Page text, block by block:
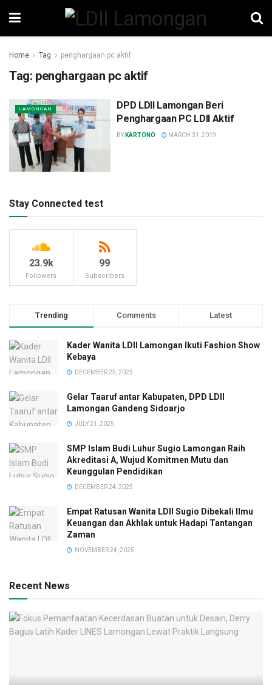
Home Tag penghargaan pc aktif
Tag: penghargaan pc aktif
LAMONGAN
DPD LDII Lamongan Beri
Penghargaan PC LDII Aktif
BY KARTONO MARCH 31, 2019
Stay Connected test
23.9k
Followers
99
Subscribers
Trending Comments Latest
Kader Wanita LDII Lamongan Ikuti Fashion Show
Kebaya
DECEMBER 25, 2025
Gelar Taaruf antar Kabupaten, DPD LDII
Lamongan Gandeng Sidoarjo
JULY 21, 2025
SMP Islam Budi Luhur Sugio Lamongan Raih
Akreditasi A, Wujud Komitmen Mutu dan
Keunggulan Pendidikan
DECEMBER 24, 2025
Empat Ratusan Wanita LDII Sugio Dibekali Ilmu
Keuangan dan Akhlak untuk Hadapi Tantangan
Zaman
NOVEMBER 24, 2025
Recent News